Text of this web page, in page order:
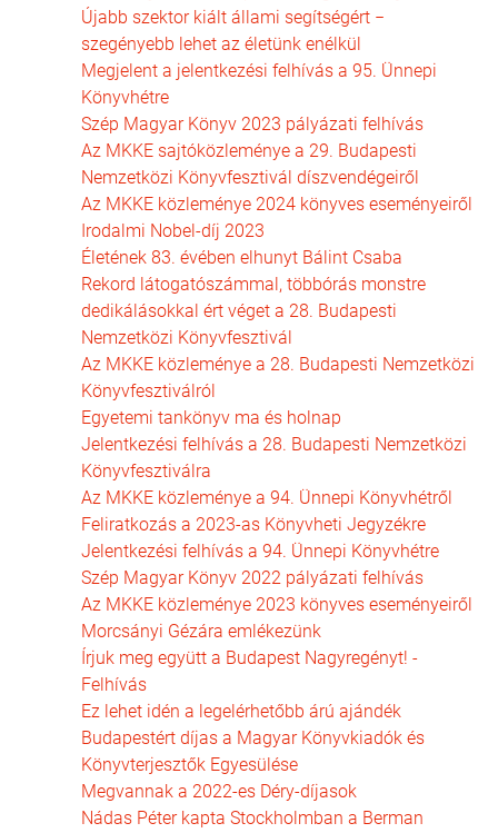
Újabb szektor kiált állami segítségért −
szegényebb lehet az életünk enélkül
Megjelent a jelentkezési felhívás a 95. Ünnepi
Könyvhétre
Szép Magyar Könyv 2023 pályázati felhívás
Az MKKE sajtóközleménye a 29. Budapesti
Nemzetközi Könyvfesztivál díszvendégeiről
Az MKKE közleménye 2024 könyves eseményeiről
Irodalmi Nobel-díj 2023
Életének 83. évében elhunyt Bálint Csaba
Rekord látogatószámmal, többórás monstre
dedikálásokkal ért véget a 28. Budapesti
Nemzetközi Könyvfesztivál
Az MKKE közleménye a 28. Budapesti Nemzetközi
Könyvfesztiválról
Egyetemi tankönyv ma és holnap
Jelentkezési felhívás a 28. Budapesti Nemzetközi
Könyvfesztiválra
Az MKKE közleménye a 94. Ünnepi Könyvhétről
Feliratkozás a 2023-as Könyvheti Jegyzékre
Jelentkezési felhívás a 94. Ünnepi Könyvhétre
Szép Magyar Könyv 2022 pályázati felhívás
Az MKKE közleménye 2023 könyves eseményeiről
Morcsányi Gézára emlékezünk
Írjuk meg együtt a Budapest Nagyregényt! -
Felhívás
Ez lehet idén a legelérhetőbb árú ajándék
Budapestért díjas a Magyar Könyvkiadók és
Könyvterjesztők Egyesülése
Megvannak a 2022-es Déry-díjasok
Nádas Péter kapta Stockholmban a Berman